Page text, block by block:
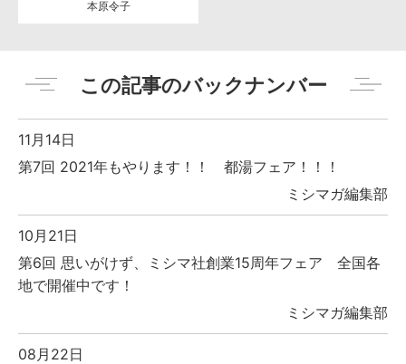
本原令子
この記事のバックナンバー
11月14日
第7回 2021年もやります！！ 都湯フェア！！！
ミシマガ編集部
10月21日
第6回 思いがけず、ミシマ社創業15周年フェア 全国各
地で開催中です！
ミシマガ編集部
08月22日